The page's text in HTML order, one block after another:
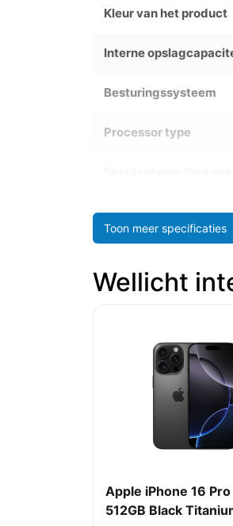
Kleur van het product
Interne
Besturingssysteem
Processor type
Toon meer specificaties
Wellicht
Apple iPhone 16
512GB Black